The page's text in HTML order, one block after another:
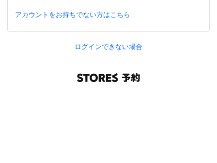
アカウントをお持ちでない方はこちら
ログインできない場合